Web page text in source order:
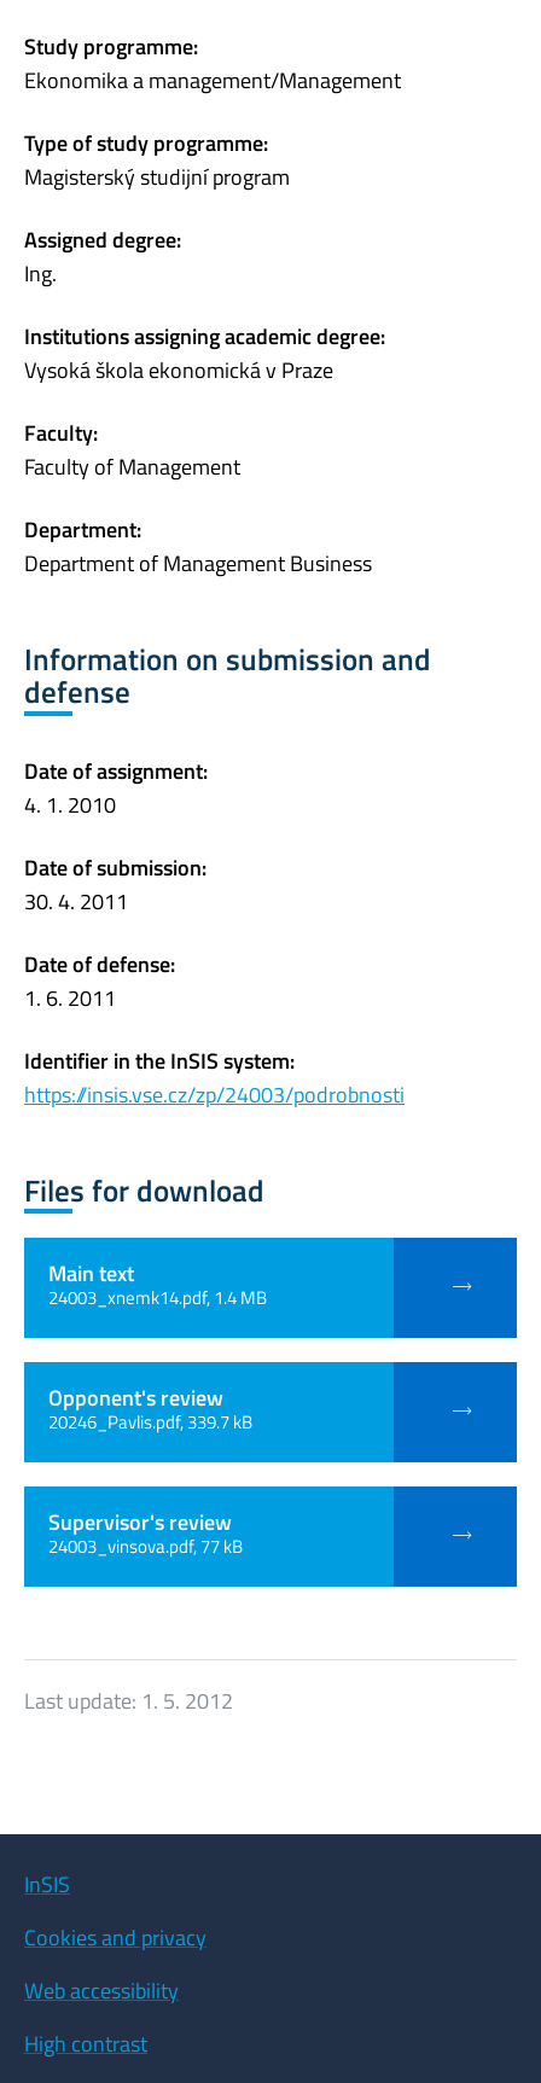
Study programme:
Ekonomika a management/Management
Type of study programme:
Magisterský studijní program
Assigned degree:
Ing.
Institutions assigning academic degree:
Vysoká škola ekonomická v Praze
Faculty:
Faculty of Management
Department:
Department of Management Business
Information on submission and
defense
Date of assignment:
4. 1. 2010
Date of submission:
30. 4. 2011
Date of defense:
1. 6. 2011
Identifier in the InSIS system:
https://insis.vse.cz/zp/24003/podrobnosti
Files for download
Main text
24003_xnemk14.pdf, 1.4 MB
Opponent's review
20246_Pavlis.pdf, 339.7 kB
Supervisor's review
24003_vinsova.pdf, 77 kB
Last update: 1. 5. 2012
InSIS
Cookies and privacy
Web accessibility
High contrast